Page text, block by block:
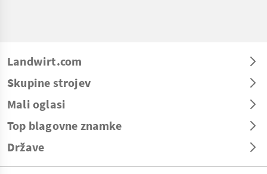
Landwirt.com
Skupine strojev
Mali oglasi
Top blagovne znamke
Države